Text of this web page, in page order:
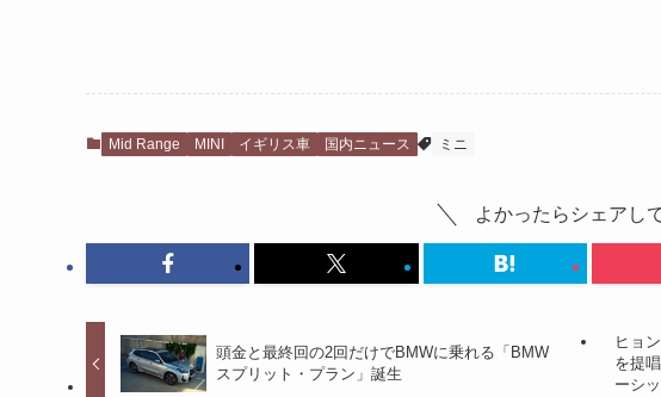
Mid Range MINI イギリス車 国内ニュース ミニ
よかったらシェアし
頭金と最終回の2回だけでBMWに乗れる「BMW
スプリット・プラン」誕生
ヒョ
を提
ーシ